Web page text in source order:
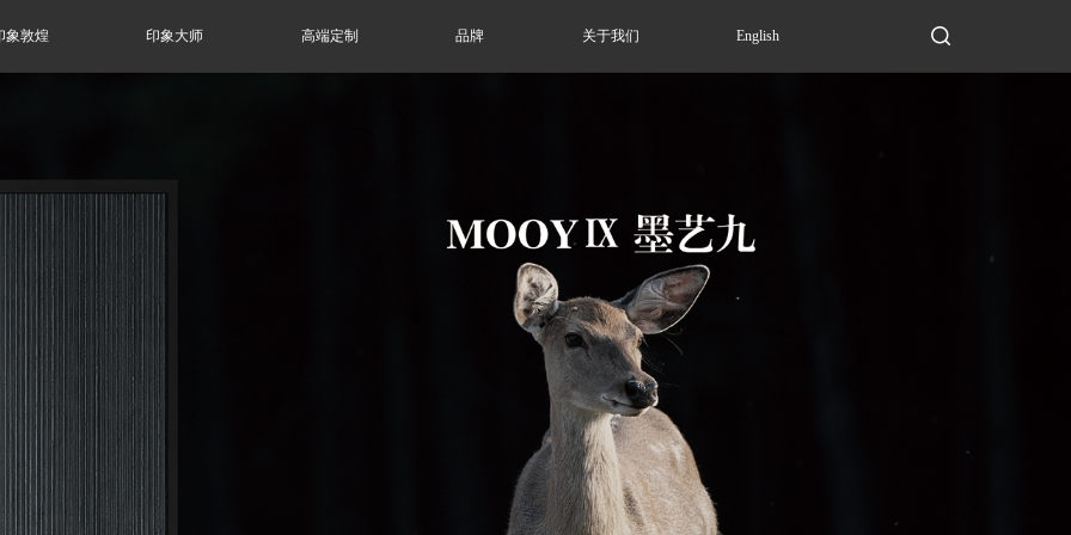
象敦煌 印象大师 高端定制 品牌 关于我们 English